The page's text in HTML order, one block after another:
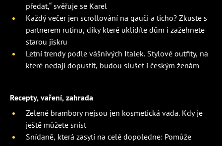
předat,“ svěřuje se Karel
Každý večer jen scrollování na gauči a ticho? Zkuste s
partnerem rutinu, díky které uklidíte dům i zažehnete
starou jiskru
Letní trendy podle vášnivých Italek. Stylové outfity, na
které nedají dopustit, budou slušet i českým ženám
Recepty, vaření, zahrada
Zelené brambory nejsou jen kosmetická vada. Kdy je
ještě můžete sníst
Snídaně, která zasytí na celé dopoledne: Pomůže